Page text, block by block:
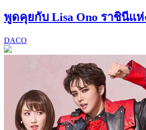
พูดคุยกับ Lisa Ono ราชินีแห่
DACO